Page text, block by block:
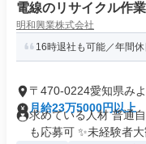
電線のリサイクル作
明和興業株式会社
16時退社も可能／年間
〒470-0224愛知県み
月給23万5000円以上
求めている人材 普通
も応募可 ✨未経験者大